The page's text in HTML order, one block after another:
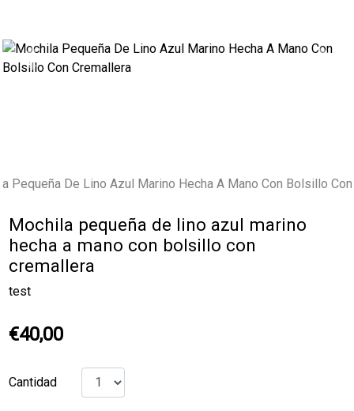
Previous
Mochila pequeña de lino azul marino
hecha a mano con bolsillo con
cremallera
test
€40,00
Cantidad